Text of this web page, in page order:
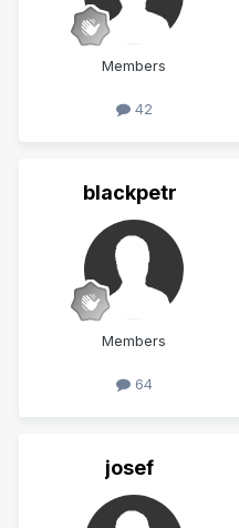
Members
42
blackpetr
Members
64
josef